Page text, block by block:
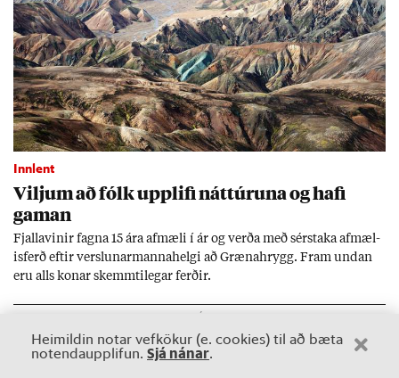
Innlent
Vilj­um að fólk upp­lifi nátt­úr­una og hafi
gam­an
Fjalla­vin­ir fagna 15 ára af­mæli í ár og verða með sér­staka af­mæl­
is­ferð eft­ir versl­un­ar­manna­helgi að Græna­hrygg. Fram und­an
eru alls kon­ar skemmti­leg­ar ferð­ir.
Mest lesið
Heimildin notar vefkökur (e. cookies) til að bæta
notendaupplifun. Sjá nánar.